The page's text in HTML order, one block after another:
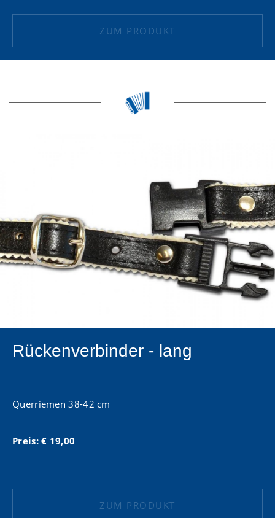
ZUM PRODUKT
Rückenverbinder - lang
Querriemen 38-42 cm
Preis: € 19,00
ZUM PRODUKT